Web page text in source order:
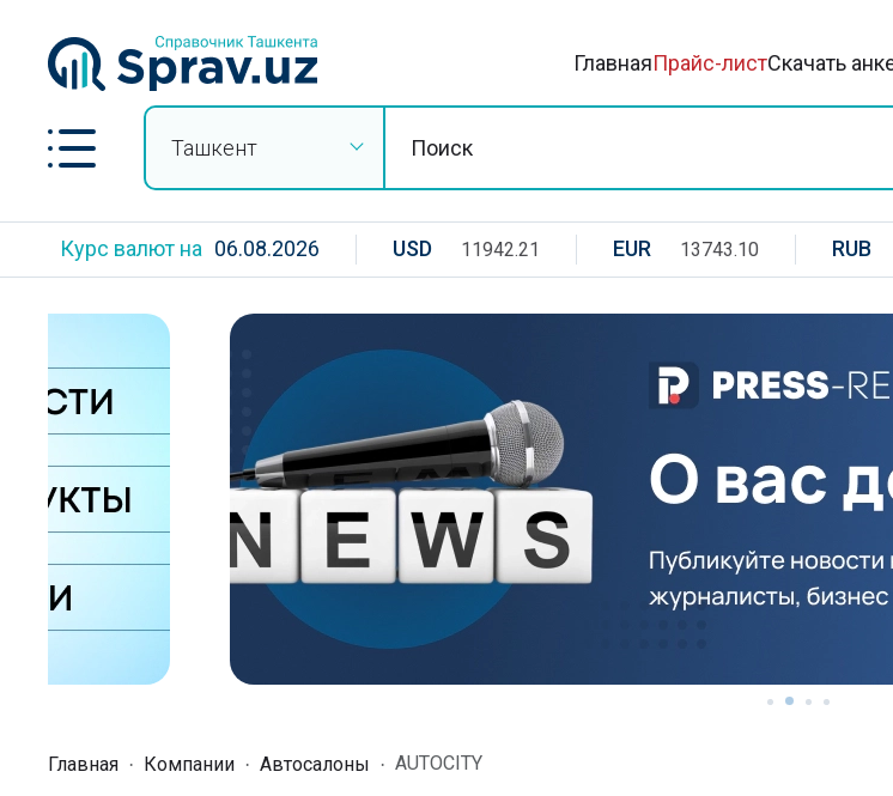
ГлавнаяПрайс-листСкачать
Ташкент
Курс валют на 06.08.2026 USD 11942.21 EUR 13743.10 RUB
Главная Компании Автосалоны AUTOCITY